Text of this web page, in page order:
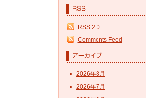
RSS 2.0
Comments Feed
2026年8月
2026年7月